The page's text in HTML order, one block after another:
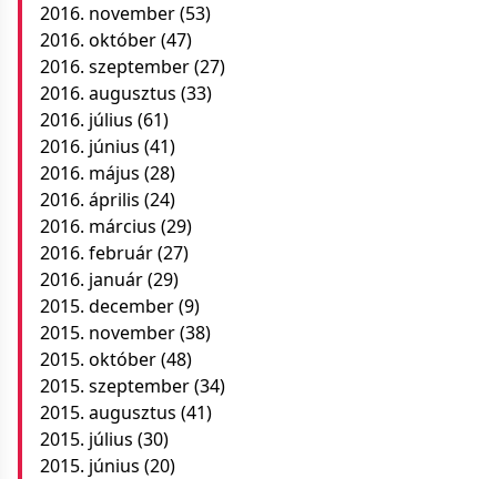
2016. november(53)
2016. október(47)
2016. szeptember(27)
2016. augusztus (33)
2016. július (61)
2016. június (41)
2016. május (28)
2016. április (24)
2016. március (29)
2016. február(27)
2016. január(29)
2015. december(9)
2015. november(38)
2015. október(48)
2015. szeptember(34)
2015. augusztus (41)
2015. július (30)
2015. június (20)